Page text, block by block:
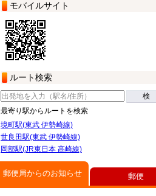
モバイルサイト
ルート検索
検
最寄り駅からルートを検索
境町駅(東武 伊勢崎線)
世良田駅(東武 伊勢崎線)
岡部駅(JR東日本 高崎線)
郵便局からのお知らせ 郵便